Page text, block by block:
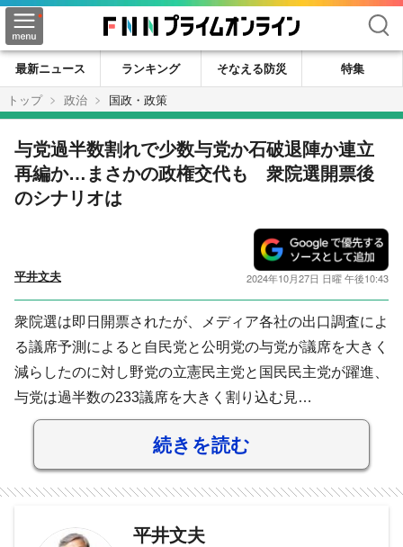
検索
最新ニュース ランキング そなえる防災
特集
トップ
政治 国政・政策
与党過半数割れで少数与党か石破退陣か連立
再編か…まさかの政権交代も 衆院選開票後
のシナリオは
平井文夫 2024年10月27日 日曜 午後10:43
衆院選は即日開票されたが、メディア各社の出口調査によ
る議席予測によると自民党と公明党の与党が議席を大きく
減らしたのに対し野党の立憲民主党と国民民主党が躍進、
与党は過半数の233議席を大きく割り込む見…
続きを読む
平井文夫